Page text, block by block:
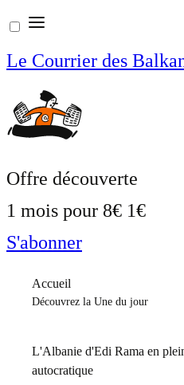
Aller
au
contenu
Le Courrier des
Offre découverte
1 mois pour 8€ 1€
S'abonner
Accueil
Découvrez la Une du jour
L'Albanie d'Edi Rama en
autocratique